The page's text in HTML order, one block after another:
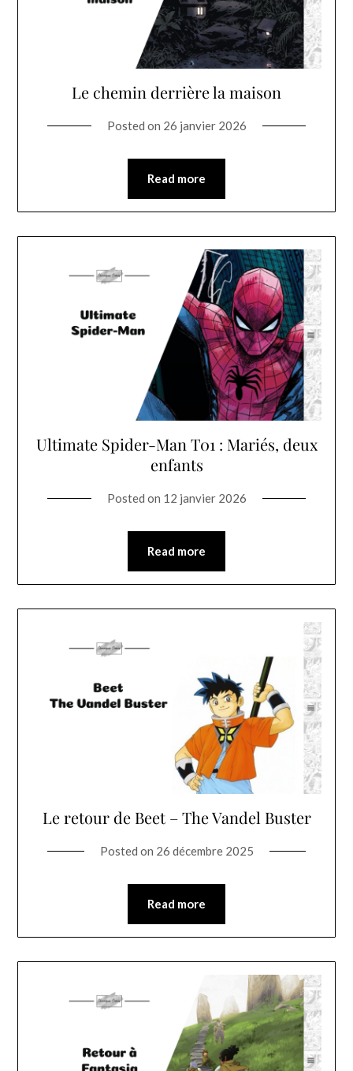
Le chemin derrière la maison
Posted on 26 janvier 2026
Read more
Ultimate Spider-Man T01 : Mariés, deux
enfants
Posted on 12 janvier 2026
Read more
Le retour de Beet – The Vandel Buster
Posted on 26 décembre 2025
Read more